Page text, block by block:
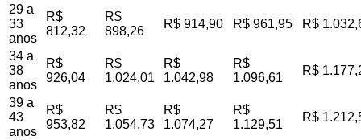
29 a
33
anos
R$
812,32
R$
898,26
R$ 914,90 R$ 961,95 R$
34 a
38
anos
R$
926,04
R$
1.024,01
R$
1.042,98
R$
1.096,61
R$
39 a
43
anos
R$
953,82
R$
1.054,73
R$
1.074,27
R$
1.129,51
R$